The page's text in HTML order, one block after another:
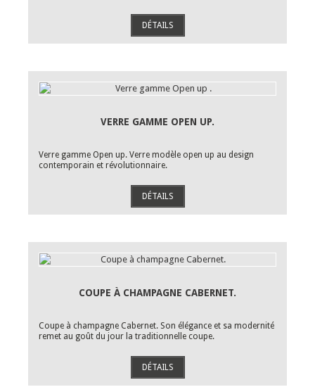
DÉTAILS
VERRE GAMME OPEN UP.
Verre gamme Open up. Verre modèle open up au design
contemporain et révolutionnaire.
DÉTAILS
COUPE À CHAMPAGNE CABERNET.
Coupe à champagne Cabernet. Son élégance et sa modernité
remet au goût du jour la traditionnelle coupe.
DÉTAILS